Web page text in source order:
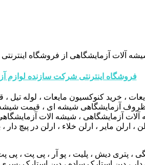
آزمایشگاهی از فروشگاه اینترنتی
فروشگاه اینترنتی شرکت سازنده لوازم
، خرید کنوکسیون مایعات ، لوله تیل
آزمایشگاهی شیشه ای ، قیمت
آلات آزمایشگاهی ، شیشه الات
مایر ، ارلن خلاء ، ارلن در پیچ دار
پتری دیش ، پلیت ، پو آر ، پی پت ، پی